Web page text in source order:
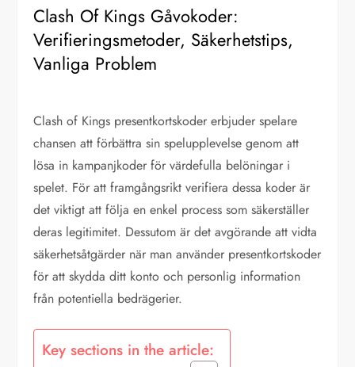
Clash Of Kings Gåvokoder:
Verifieringsmetoder, Säkerhetstips,
Vanliga Problem
Clash of Kings presentkortskoder erbjuder spelare
chansen att förbättra sin spelupplevelse genom att
lösa in kampanjkoder för värdefulla belöningar i
spelet. För att framgångsrikt verifiera dessa koder är
det viktigt att följa en enkel process som säkerställer
deras legitimitet. Dessutom är det avgörande att vidta
säkerhetsåtgärder när man använder presentkortskoder
för att skydda ditt konto och personlig information
från potentiella bedrägerier.
Key sections in the article: